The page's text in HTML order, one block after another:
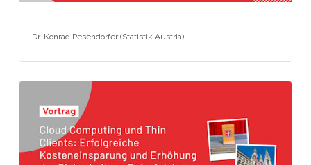
Dr. Konrad Pesendorfer (Statistik Austria)